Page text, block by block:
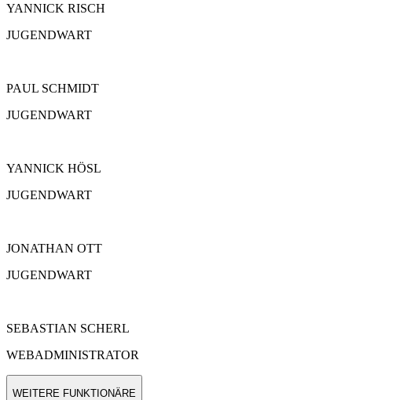
YANNICK RISCH
JUGENDWART
PAUL SCHMIDT
JUGENDWART
YANNICK HÖSL
JUGENDWART
JONATHAN OTT
JUGENDWART
SEBASTIAN SCHERL
WEBADMINISTRATOR
WEITERE FUNKTIONÄRE